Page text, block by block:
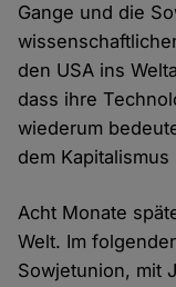
Gange und die
den USA ins
dass ihre
wiederum
dem
Acht Monate
Welt. Im
Sowjetunion, mit